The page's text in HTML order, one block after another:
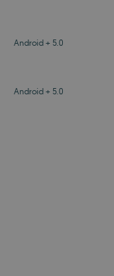
Android + 5.0
Android + 5.0